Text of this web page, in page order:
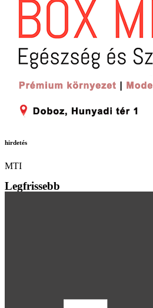
hirdetés
MTI
Legfrissebb